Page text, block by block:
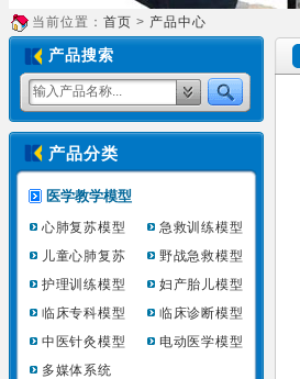
当前位置： 首页 > 产品中心
产品搜索
产品分类
医学教学模型
心肺复苏模型
急救训练模型
儿童心肺复苏
野战急救模型
护理训练模型
妇产胎儿模型
临床专科模型
临床诊断模型
中医针灸模型
电动医学模型
多媒体系统